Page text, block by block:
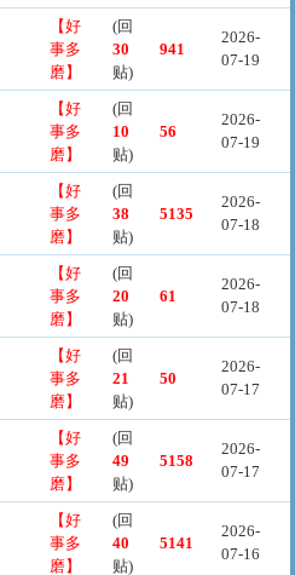
【好
事多
磨】
(回
30
贴)
941
2026-
07-19
【好
事多
磨】
(回
10
贴)
56
2026-
07-19
【好
事多
磨】
(回
38
贴)
5135
2026-
07-18
【好
事多
磨】
(回
20
贴)
61
2026-
07-18
【好
事多
磨】
(回
21
贴)
50
2026-
07-17
【好
事多
磨】
(回
49
贴)
5158
2026-
07-17
【好
事多
磨】
(回
40
贴)
5141
2026-
07-16